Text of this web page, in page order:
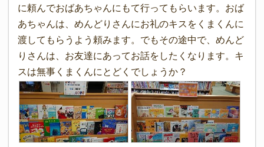
に頼んでおばあちゃんにもて行ってもらいます。おば
あちゃんは、めんどりさんにお礼のキスをくまくんに
渡してもらうよう頼みます。でもその途中で、めんど
りさんは、お友達にあってお話をしたくなります。キ
スは無事くまくんにとどくでしょうか？